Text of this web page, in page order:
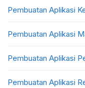
Pembuatan Aplikasi
Pembuatan Aplikasi
Pembuatan Aplikasi
Pembuatan Aplikasi